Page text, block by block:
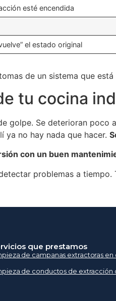
esté encendida
el estado original
de un sistema que
tu cocina
golpe. Se deterioran
ya no hay nada que hacer.
con un buen
problemas a
que prestamos
de campanas extractoras en
de conductos de extracción